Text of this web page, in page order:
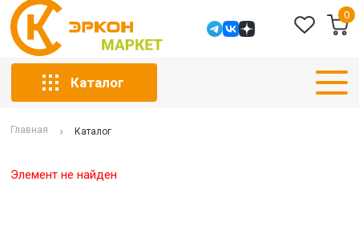
0
Каталог
Главная Каталог
Элемент не найден